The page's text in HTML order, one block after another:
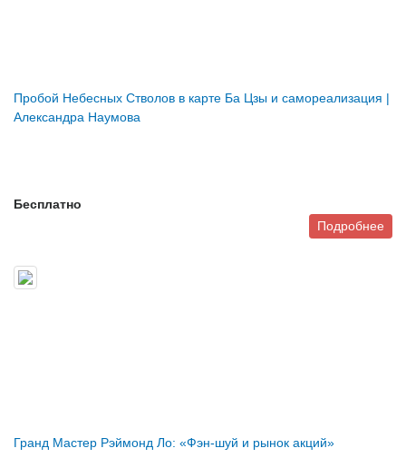
Пробой Небесных Стволов в карте Ба Цзы и самореализация |
Александра Наумова
Бесплатно
Подробнее
Гранд Мастер Рэймонд Ло: «Фэн-шуй и рынок акций»